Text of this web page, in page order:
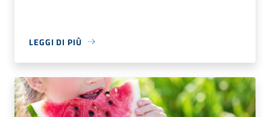
LEGGI DI PIÙ